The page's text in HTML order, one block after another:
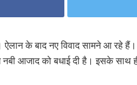
के बाद नए विवाद सामने आ रहे
आजाद को बधाई दी है। इसके साथ ही